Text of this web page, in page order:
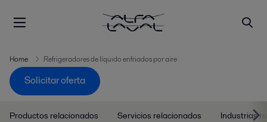
Home Refrigeradores de líquido enfriados por aire
Solicitar oferta
Productos relacionados Servicios relacionados Industrias